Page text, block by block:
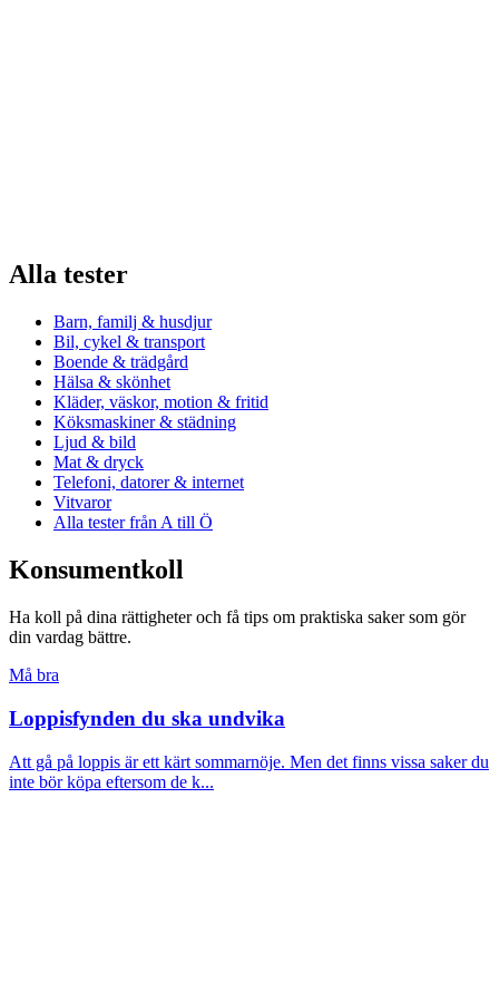
Alla tester
Barn, familj & husdjur
Bil, cykel & transport
Boende & trädgård
Hälsa & skönhet
Kläder, väskor, motion & fritid
Köksmaskiner & städning
Ljud & bild
Mat & dryck
Telefoni, datorer & internet
Vitvaror
Alla tester från A till Ö
Konsumentkoll
Ha koll på dina rättigheter och få tips om praktiska saker som gör
din vardag bättre.
Må bra
Loppisfynden du ska undvika
Att gå på loppis är ett kärt sommarnöje. Men det finns vissa saker du
inte bör köpa eftersom de k...